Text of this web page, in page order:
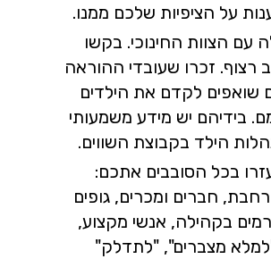
על הציפיות שלכם ממנו.
עם הצוות החינוכי. בקשו
רצוף. זכרו שעובדי ההוראה
שואפים לקדם את הילדים
בידיהם יש מידע משמעותי
הילד בקבוצת השווים.
בכל הסובבים אתכם:
חברים ומכרים, גופים
בקהילה, אנשי מקצוע,
"למלא מצברים", "לתדלק"